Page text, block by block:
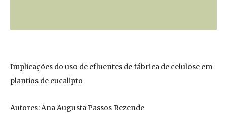
Implicações do uso de efluentes de fábrica de celulose em
plantios de eucalipto
Autores: Ana Augusta Passos Rezende